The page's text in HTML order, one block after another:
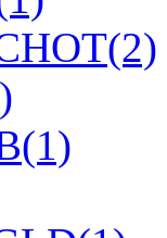
(2)
(1)